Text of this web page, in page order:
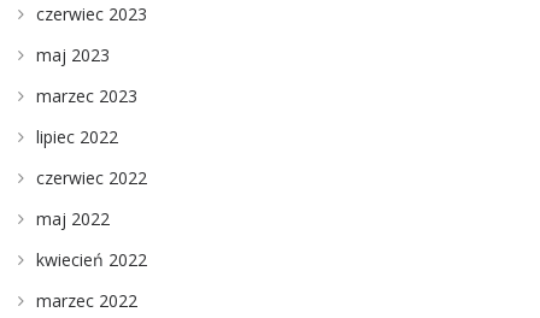
czerwiec 2023
maj 2023
marzec 2023
lipiec 2022
czerwiec 2022
maj 2022
kwiecień 2022
marzec 2022